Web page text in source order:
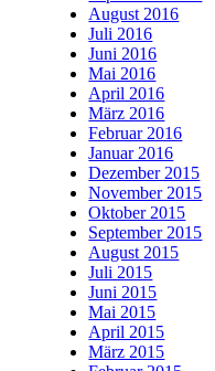
August 2016
Juli 2016
Juni 2016
Mai 2016
April 2016
März 2016
Februar 2016
Januar 2016
Dezember 2015
November 2015
Oktober 2015
September 2015
August 2015
Juli 2015
Juni 2015
Mai 2015
April 2015
März 2015